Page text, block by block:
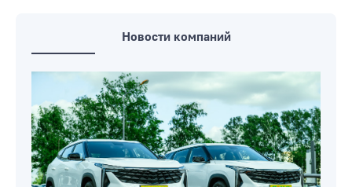
наследство?
Новости компаний